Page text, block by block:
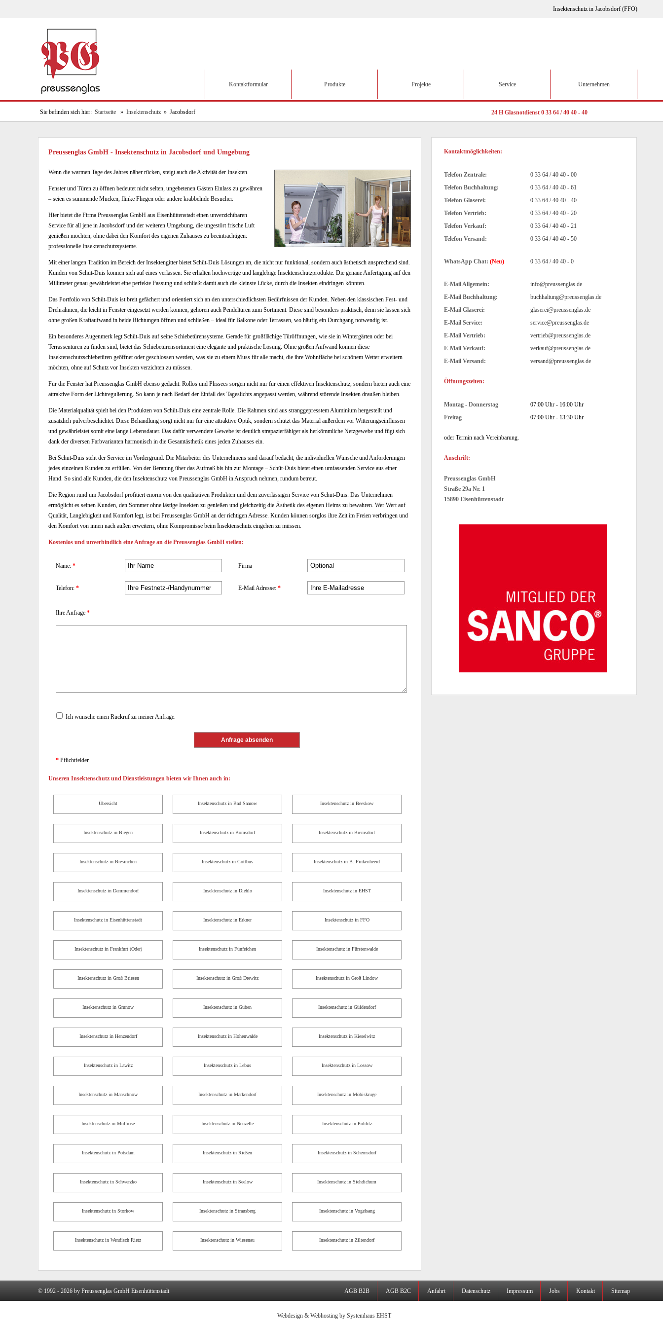
Insektenschutz in Jacobsdorf (FFO)
Unternehmen
Service
Projekte
Produkte
Kontaktformular
Sie befinden sich hier: Startseite » Insektenschutz » Jacobsdorf 24 H Glasnotdienst 0 33 64 / 40 40 - 40
Preussenglas GmbH - Insektenschutz in Jacobsdorf und Umgebung
Wenn die warmen Tage des Jahres näher rücken, steigt auch die Aktivität der Insekten.
Fenster und Türen zu öffnen bedeutet nicht selten, ungebetenen Gästen Einlass zu gewähren
– seien es summende Mücken, flinke Fliegen oder andere krabbelnde Besucher.
Hier bietet die Firma Preussenglas GmbH aus Eisenhüttenstadt einen unverzichtbaren
Service für all jene in Jacobsdorf und der weiteren Umgebung, die ungestört frische Luft
genießen möchten, ohne dabei den Komfort des eigenen Zuhauses zu beeinträchtigen:
professionelle Insektenschutzsysteme.
Mit einer langen Tradition im Bereich der Insektengitter bietet Schüt-Duis Lösungen an, die nicht nur funktional, sondern auch ästhetisch ansprechend sind.
Kunden von Schüt-Duis können sich auf eines verlassen: Sie erhalten hochwertige und langlebige Insektenschutzprodukte. Die genaue Anfertigung auf den
Millimeter genau gewährleistet eine perfekte Passung und schließt damit auch die kleinste Lücke, durch die Insekten eindringen könnten.
Das Portfolio von Schüt-Duis ist breit gefächert und orientiert sich an den unterschiedlichsten Bedürfnissen der Kunden. Neben den klassischen Fest- und
Drehrahmen, die leicht in Fenster eingesetzt werden können, gehören auch Pendeltüren zum Sortiment. Diese sind besonders praktisch, denn sie lassen sich
ohne großen Kraftaufwand in beide Richtungen öffnen und schließen – ideal für Balkone oder Terrassen, wo häufig ein Durchgang notwendig ist.
Ein besonderes Augenmerk legt Schüt-Duis auf seine Schiebetürensysteme. Gerade für großflächige Türöffnungen, wie sie in Wintergärten oder bei
Terrassentüren zu finden sind, bietet das Schiebetürensortiment eine elegante und praktische Lösung. Ohne großen Aufwand können diese
Insektenschutzschiebetüren geöffnet oder geschlossen werden, was sie zu einem Muss für alle macht, die ihre Wohnfläche bei schönem Wetter erweitern
möchten, ohne auf Schutz vor Insekten verzichten zu müssen.
Für die Fenster hat Preussenglas GmbH ebenso gedacht: Rollos und Plissees sorgen nicht nur für einen effektiven Insektenschutz, sondern bieten auch eine
attraktive Form der Lichtregulierung. So kann je nach Bedarf der Einfall des Tageslichts angepasst werden, während störende Insekten draußen bleiben.
Die Materialqualität spielt bei den Produkten von Schüt-Duis eine zentrale Rolle. Die Rahmen sind aus stranggepresstem Aluminium hergestellt und
zusätzlich pulverbeschichtet. Diese Behandlung sorgt nicht nur für eine attraktive Optik, sondern schützt das Material außerdem vor Witterungseinflüssen
und gewährleistet somit eine lange Lebensdauer. Das dafür verwendete Gewebe ist deutlich strapazierfähiger als herkömmliche Netzgewebe und fügt sich
dank der diversen Farbvarianten harmonisch in die Gesamtästhetik eines jeden Zuhauses ein.
Bei Schüt-Duis steht der Service im Vordergrund. Die Mitarbeiter des Unternehmens sind darauf bedacht, die individuellen Wünsche und Anforderungen
jedes einzelnen Kunden zu erfüllen. Von der Beratung über das Aufmaß bis hin zur Montage – Schüt-Duis bietet einen umfassenden Service aus einer
Hand. So sind alle Kunden, die den Insektenschutz von Preussenglas GmbH in Anspruch nehmen, rundum betreut.
Die Region rund um Jacobsdorf profitiert enorm von den qualitativen Produkten und dem zuverlässigen Service von Schüt-Duis. Das Unternehmen
ermöglicht es seinen Kunden, den Sommer ohne lästige Insekten zu genießen und gleichzeitig die Ästhetik des eigenen Heims zu bewahren. Wer Wert auf
Qualität, Langlebigkeit und Komfort legt, ist bei Preussenglas GmbH an der richtigen Adresse. Kunden können sorglos ihre Zeit im Freien verbringen und
den Komfort von innen nach außen erweitern, ohne Kompromisse beim Insektenschutz eingehen zu müssen.
Kostenlos und unverbindlich eine Anfrage an die Preussenglas GmbH stellen:
Name: * Firma
Telefon: * E-Mail Adresse: *
Ihre Anfrage *
Ich wünsche einen Rückruf zu meiner Anfrage.
* Pflichtfelder
Unseren Insektenschutz und Dienstleistungen bieten wir Ihnen auch in:
Übersicht Insektenschutz in Bad Saarow Insektenschutz in Beeskow
Insektenschutz in Biegen Insektenschutz in Bomsdorf Insektenschutz in Bremsdorf
Insektenschutz in Bresinchen Insektenschutz in Cottbus Insektenschutz in B. Finkenheerd
Insektenschutz in Dammendorf Insektenschutz in Diehlo Insektenschutz in EHST
Insektenschutz in Eisenhüttenstadt Insektenschutz in Erkner Insektenschutz in FFO
Insektenschutz in Frankfurt (Oder) Insektenschutz in Fünfeichen Insektenschutz in Fürstenwalde
Insektenschutz in Groß Briesen Insektenschutz in Groß Drewitz Insektenschutz in Groß Lindow
Insektenschutz in Grunow Insektenschutz in Guben Insektenschutz in Güldendorf
Insektenschutz in Henzendorf Insektenschutz in Hohenwalde Insektenschutz in Kieselwitz
Insektenschutz in Lawitz Insektenschutz in Lebus Insektenschutz in Lossow
Insektenschutz in Manschnow Insektenschutz in Markendorf Insektenschutz in Möbiskruge
Insektenschutz in Müllrose Insektenschutz in Neuzelle Insektenschutz in Pohlitz
Insektenschutz in Potsdam Insektenschutz in Rießen Insektenschutz in Schernsdorf
Insektenschutz in Schwerzko Insektenschutz in Seelow Insektenschutz in Siehdichum
Insektenschutz in Storkow Insektenschutz in Strausberg Insektenschutz in Vogelsang
Insektenschutz in Wendisch Rietz Insektenschutz in Wiesenau Insektenschutz in Ziltendorf
Kontaktmöglichkeiten:
Telefon Zentrale:
0 33 64 / 40 40 - 00
Telefon Buchhaltung:
0 33 64 / 40 40 - 61
Telefon Glaserei:
0 33 64 / 40 40 - 40
Telefon Vertrieb:
0 33 64 / 40 40 - 20
Telefon Verkauf:
0 33 64 / 40 40 - 21
Telefon Versand:
0 33 64 / 40 40 - 50
WhatsApp Chat: (Neu) 0 33 64 / 40 40 - 0
E-Mail Allgemein:
info@preussenglas.de
E-Mail Buchhaltung:
buchhaltung@preussenglas.de
E-Mail Glaserei:
glaserei@preussenglas.de
E-Mail Service:
service@preussenglas.de
E-Mail Vertrieb:
vertrieb@preussenglas.de
E-Mail Verkauf:
verkauf@preussenglas.de
E-Mail Versand:
versand@preussenglas.de
Öffnungszeiten:
Montag - Donnerstag
07:00 Uhr - 16:00 Uhr
Freitag
07:00 Uhr - 13:30 Uhr
oder Termin nach Vereinbarung.
Anschrift:
Preussenglas GmbH
Straße 29a Nr. 1
15890 Eisenhüttenstadt
© 1992 - 2026 by Preussenglas GmbH Eisenhüttenstadt Sitemap
Kontakt
Jobs
Impressum
Datenschutz
Anfahrt
AGB B2C
AGB B2B
Webdesign & Webhosting by Systemhaus EHST